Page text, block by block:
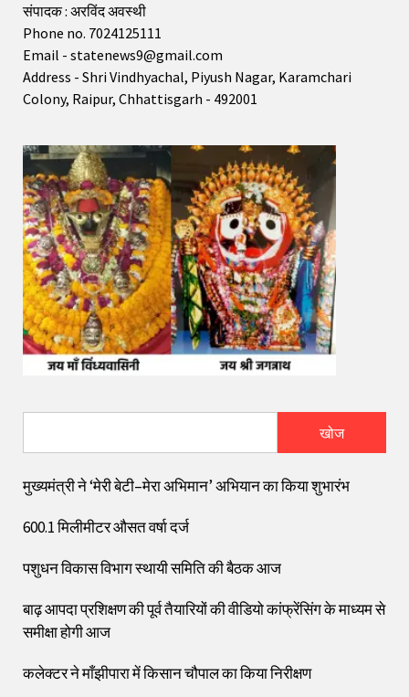
संपादक : अरविंद अवस्थी
Phone no. 7024125111
Email - statenews9@gmail.com
Address - Shri Vindhyachal, Piyush Nagar, Karamchari
Colony, Raipur, Chhattisgarh - 492001
खोज
मुख्यमंत्री ने ‘मेरी बेटी–मेरा अभिमान’ अभियान का किया शुभारंभ
600.1 मिलीमीटर औसत वर्षा दर्ज
पशुधन विकास विभाग स्थायी समिति की बैठक आज
बाढ़ आपदा प्रशिक्षण की पूर्व तैयारियों की वीडियो कांफ्रेंसिंग के माध्यम से
समीक्षा होगी आज
कलेक्टर ने माँझीपारा में किसान चौपाल का किया निरीक्षण